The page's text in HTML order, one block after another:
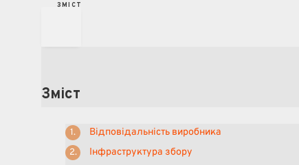
З М СТ
Зміст
Відповідальність виробника
Інфраструктура збору